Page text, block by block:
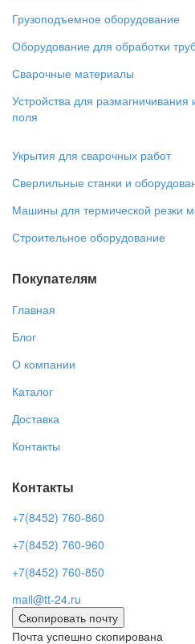
Грузоподъемное оборудование
Оборудование для обработки
Сварочные материалы
Устройства для
поля
Укрытия для сварочных работ
Сверлильные станки и
Машины для термической резки
Строительное оборудование
Покупателям
Главная
Блог
О компании
Каталог
Доставка
Контакты
Контакты
+7(8452) 760-860
+7(8452) 760-960
+7(8452) 760-850
mail@tt-24.ru
Скопировать почту
Почта успешно скопирована